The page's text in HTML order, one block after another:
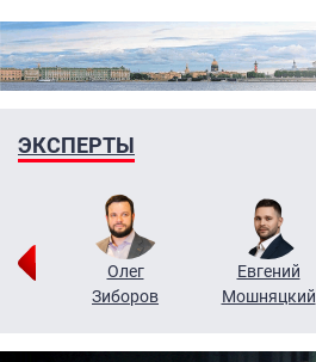
ЭКСПЕРТЫ
Олег
Зиборов
Евгений
Мошняцкий